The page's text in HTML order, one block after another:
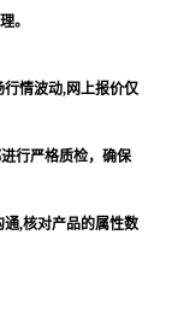
。
情波动,网上报价仅
行严格质检，确保
,核对产品的属性数